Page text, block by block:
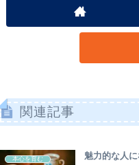
関連記事
本心を育む 魅力的な人